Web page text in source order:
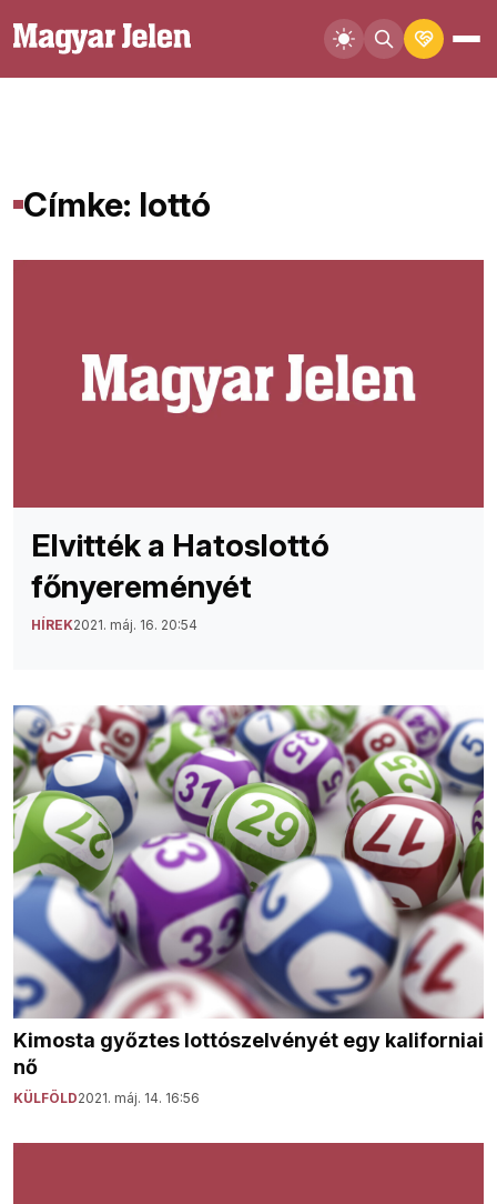
Címke: lottó
Elvitték a Hatoslottó
főnyereményét
HÍREK2021. máj. 16. 20:54
Kimosta győztes lottószelvényét egy kaliforniai
nő
KÜLFÖLD2021. máj. 14. 16:56